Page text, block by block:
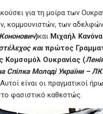
ail er at
s
A
p
p
se
n
g
er
για τη μοίρα των
κομμουνιστών, των αδελφών
)και Μιχαήλ
και πρώτος
Κομσομόλ Ουκρανίας (
Спілка Молоді України –
είναι οι πραγματικοί
φασιστικό καθεστώς.